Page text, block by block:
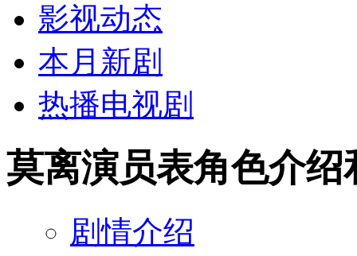
影视动态
本月新剧
热播电视剧
莫离演员表角色介绍
剧情介绍